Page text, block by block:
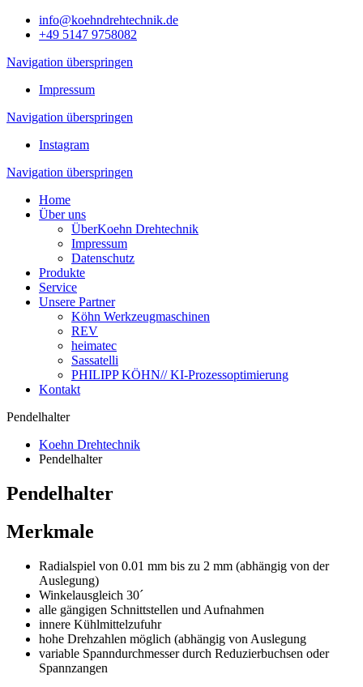
info@koehndrehtechnik.de
+49 5147 9758082
Navigation überspringen
Impressum
Navigation überspringen
Instagram
Navigation überspringen
Home
Über uns
ÜberKoehn Drehtechnik
Impressum
Datenschutz
Produkte
Service
Unsere Partner
Köhn Werkzeugmaschinen
REV
heimatec
Sassatelli
PHILIPP KÖHN// KI-Prozessoptimierung
Kontakt
Pendelhalter
Koehn Drehtechnik
Pendelhalter
Pendelhalter
Merkmale
Radialspiel von 0.01 mm bis zu 2 mm (abhängig von der
Auslegung)
Winkelausgleich 30´
alle gängigen Schnittstellen und Aufnahmen
innere Kühlmittelzufuhr
hohe Drehzahlen möglich (abhängig von Auslegung
variable Spanndurchmesser durch Reduzierbuchsen oder
Spannzangen